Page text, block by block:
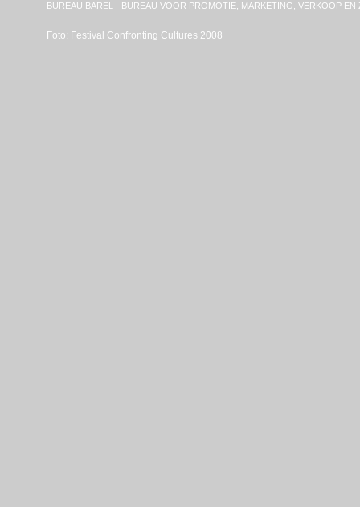
BUREAU BAREL - BUREAU VOOR PROMOTIE, MARKETING, VERKOOP
Foto: Festival Confronting Cultures 2008